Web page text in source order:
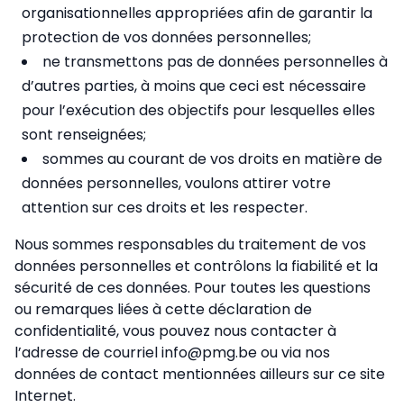
organisationnelles appropriées afin de garantir la
protection de vos données personnelles;
ne transmettons pas de données personnelles à
d’autres parties, à moins que ceci est nécessaire
pour l’exécution des objectifs pour lesquelles elles
sont renseignées;
sommes au courant de vos droits en matière de
données personnelles, voulons attirer votre
attention sur ces droits et les respecter.
Nous sommes responsables du traitement de vos
données personnelles et contrôlons la fiabilité et la
sécurité de ces données. Pour toutes les questions
ou remarques liées à cette déclaration de
confidentialité, vous pouvez nous contacter à
l’adresse de courriel info@pmg.be ou via nos
données de contact mentionnées ailleurs sur ce site
Internet.